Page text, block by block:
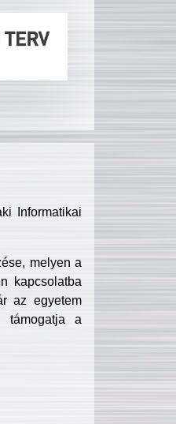
Informatikai
melyen a
kapcsolatba
az egyetem
támogatja a